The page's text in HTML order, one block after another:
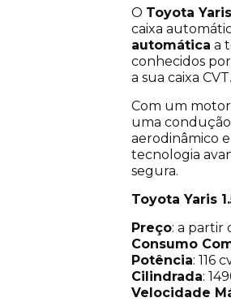
O Toyota Yaris
caixa
automática a
conhecidos
a sua caixa CVT.
Com um
uma
aerodinâmico
tecnologia
segura.
Toyota Yaris
Preço: a partir
Consumo
Potência: 116
Cilindrada:
Velocidade